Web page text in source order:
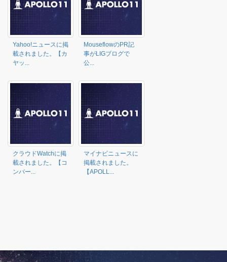
Yahoo!ニュースに掲
載されました。【カ
ヤッ...
MouseflowのPR記
事がLIGブログで
公...
クラウドWatchに掲
載されました。【コ
ンバー...
マイナビニュースに
掲載されました。
【APOLL...